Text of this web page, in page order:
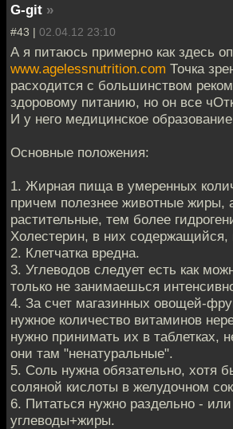
G-git »
#43 | 02.04.12 23:10
А я питаюсь примерно как здесь
www.agelessnutrition.com Точка
расходится с большинством
здоровому питанию, но он все
И у него медицинское
Основные положения:
1. Жирная пища в умеренных
причем полезнее животные жиры,
растительные, тем более
Холестерин, в них содержащийся,
2. Клетчатка вредна.
3. Углеводов следует есть как
только не занимаешься
4. За счет магазинных овощей-
нужное количество витаминов
нужно принимать их в таблетках,
они там "ненатуральные".
5. Соль нужна обязательно, хотя
соляной кислоты в желудочном
6. Питаться нужно раздельно -
углеводы+жиры.